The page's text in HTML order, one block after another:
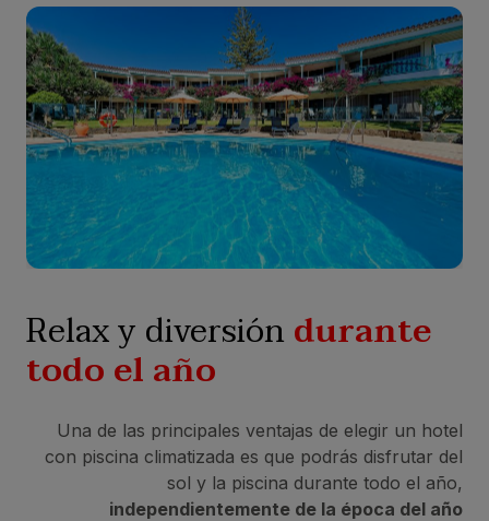
Relax y diversióndurante
todo el año
Una de las principales ventajas de elegir un hotel
con piscina climatizada es que podrás disfrutar del
sol y la piscina durante todo el año,
independientemente de la época del año